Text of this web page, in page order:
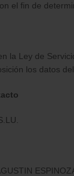
el fin de
la Ley de
los datos